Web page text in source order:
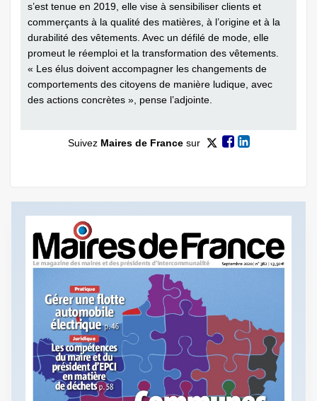
s’est tenue en 2019, elle vise à sensibiliser clients et
commerçants à la qualité des matières, à l’origine et à la
durabilité des vêtements. Avec un défilé de mode, elle
promeut le réemploi et la transformation des vêtements.
« Les élus doivent accompagner les changements de
comportements des citoyens de manière ludique, avec
des actions concrètes », pense l’adjointe.
Suivez Maires de Francesur